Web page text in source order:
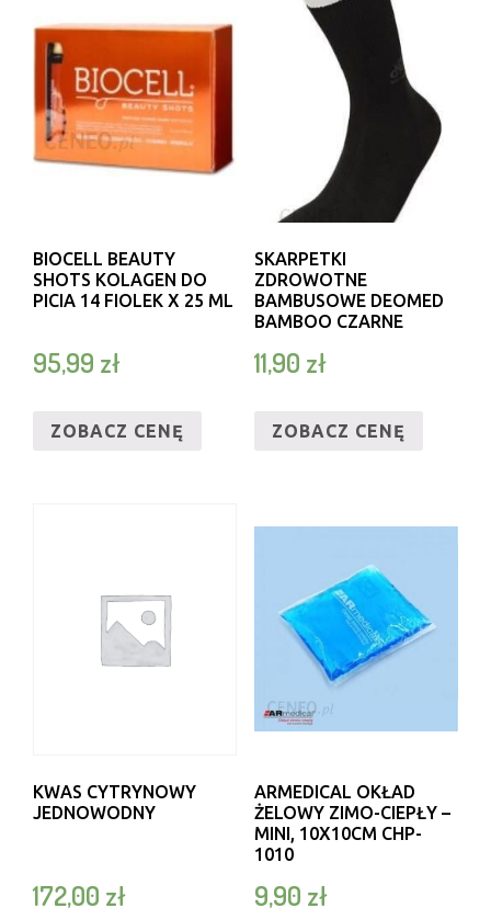
BIOCELL BEAUTY
SHOTS KOLAGEN DO
PICIA 14 FIOLEK X 25 ML
95,99 zł
ZOBACZ CENĘ
SKARPETKI
ZDROWOTNE
BAMBUSOWE DEOMED
BAMBOO CZARNE
11,90 zł
ZOBACZ CENĘ
KWAS CYTRYNOWY
JEDNOWODNY
172,00 zł
ARMEDICAL OKŁAD
ŻELOWY ZIMO-CIEPŁY –
MINI, 10X10CM CHP-
1010
9,90 zł